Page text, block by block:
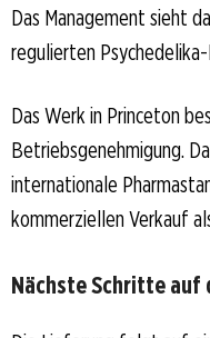
Das Management sieht
regulierten
Das Werk in Princeton
Betriebsgenehmigung.
internationale
kommerziellen Verkauf
Nächste Schritte auf